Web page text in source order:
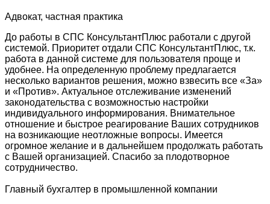
Адвокат, частная практика
До работы в СПС КонсультантПлюс работали с другой
системой. Приоритет отдали СПС КонсультантПлюс, т.к.
работа в данной системе для пользователя проще и
удобнее. На определенную проблему предлагается
несколько вариантов решения, можно взвесить все «За»
и «Против». Актуальное отслеживание изменений
законодательства с возможностью настройки
индивидуального информирования. Внимательное
отношение и быстрое реагирование Ваших сотрудников
на возникающие неотложные вопросы. Имеется
огромное желание и в дальнейшем продолжать работать
с Вашей организацией. Спасибо за плодотворное
сотрудничество.
Главный бухгалтер в промышленной компании